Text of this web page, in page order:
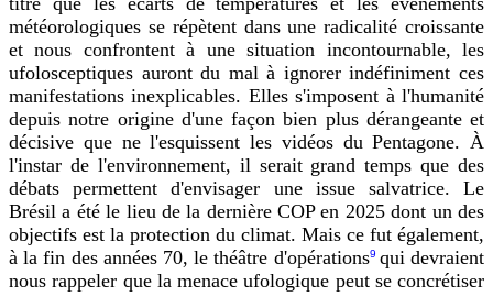
météorologiques se répètent dans une radicalité croissante
et nous confrontent à une situation incontournable, les
ufolosceptiques auront du mal à ignorer indéfiniment ces
manifestations inexplicables. Elles s'imposent à l'humanité
depuis notre origine d'une façon bien plus dérangeante et
décisive que ne l'esquissent les vidéos du Pentagone. À
l'instar de l'environnement, il serait grand temps que des
débats permettent d'envisager une issue salvatrice. Le
Brésil a été le lieu de la dernière COP en 2025 dont un des
objectifs est la protection du climat. Mais ce fut également,
à la fin des années 70, le théâtre d'opérations9 qui devraient
nous rappeler que la menace ufologique peut se concrétiser